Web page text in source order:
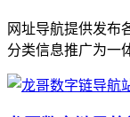
网址导航提供发布
分类信息推广为一